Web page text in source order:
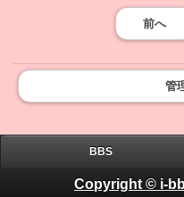
前へ
管
BBS
Copyright © i-